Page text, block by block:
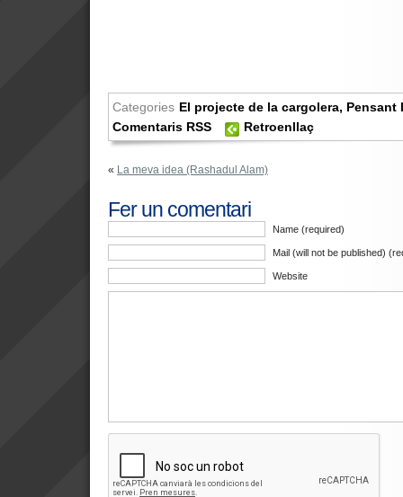
Categories El projecte de la cargolera, Pensant
Comentaris RSS
Retroenllaç
« La meva idea (Rashadul Alam)
Fer un comentari
Name (required)
Mail (will not be published)
Website